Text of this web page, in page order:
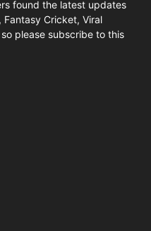
found the latest updates
Fantasy Cricket, Viral
please subscribe to this